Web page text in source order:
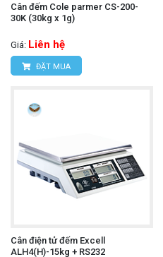
Cân đếm Cole parmer CS-200-
30K (30kg x 1g)
Giá: Liên hệ
ĐẶT MUA
Cân điện tử đếm Excell
ALH4(H)-15kg + RS232